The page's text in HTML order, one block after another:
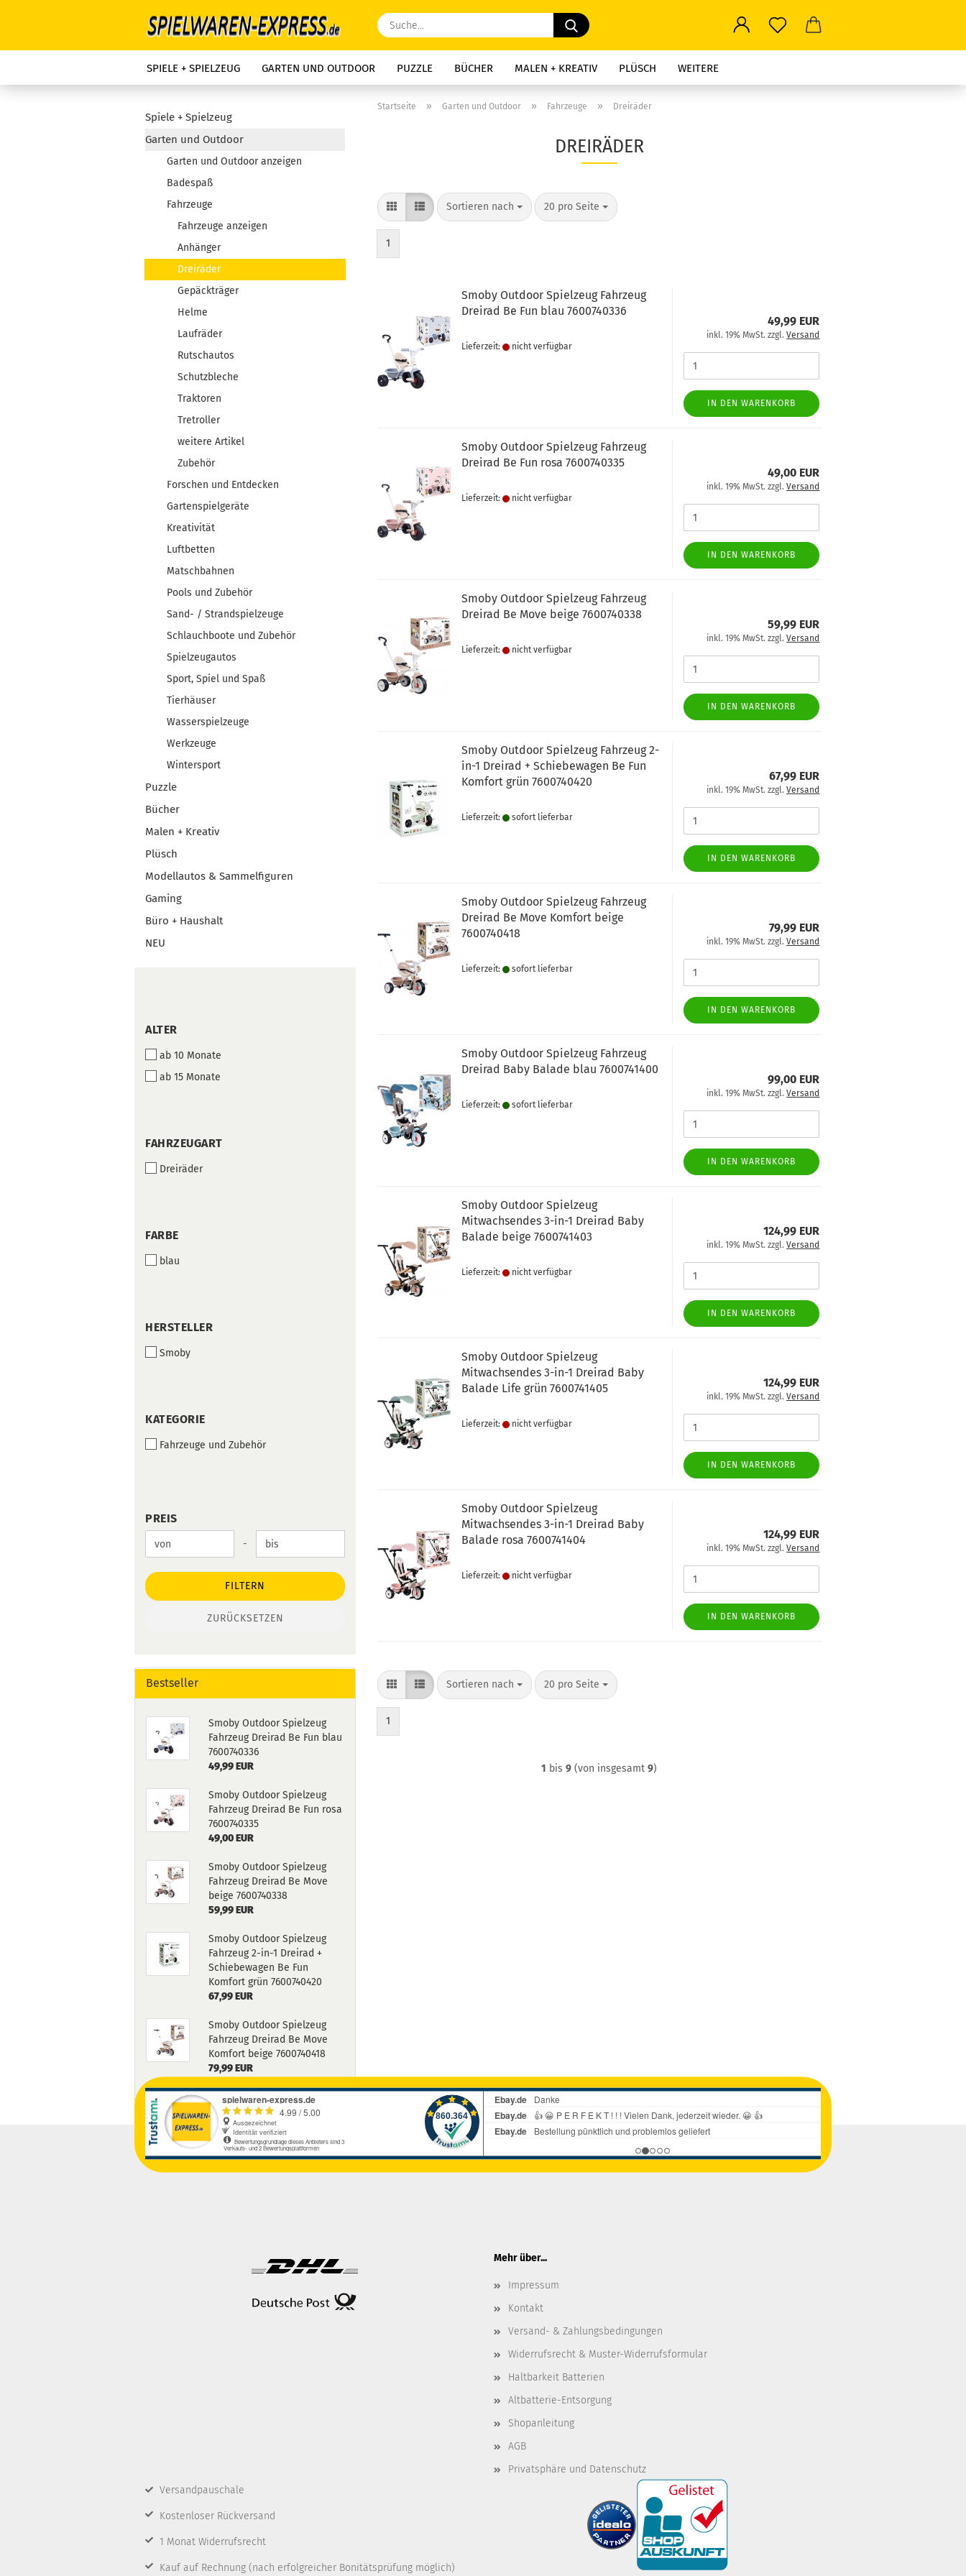
Suche...
SPIELE + SPIELZEUG GARTEN UND OUTDOOR PUZZLE BÜCHER MALEN + KREATIV PLÜSCH WEITERE
Startseite » Garten und Outdoor » Fahrzeuge » Dreiräder
DREIRÄDER
Sortieren nach
Sortieren nach 20 pro Seite
pro Seite
1
Smoby Outdoor Spielzeug Fahrzeug
Dreirad Be Fun blau 7600740336
Lieferzeit: nicht verfügbar
49,99 EUR
inkl. 19% MwSt. zzgl.Versand
IN DEN WARENKORB
Smoby Outdoor Spielzeug Fahrzeug
Dreirad Be Fun rosa 7600740335
Lieferzeit: nicht verfügbar
49,00 EUR
inkl. 19% MwSt. zzgl.Versand
IN DEN WARENKORB
Smoby Outdoor Spielzeug Fahrzeug
Dreirad Be Move beige 7600740338
Lieferzeit: nicht verfügbar
59,99 EUR
inkl. 19% MwSt. zzgl.Versand
IN DEN WARENKORB
Smoby Outdoor Spielzeug Fahrzeug 2-
in-1 Dreirad + Schiebewagen Be Fun
Komfort grün 7600740420
Lieferzeit: sofort lie­fer­bar
67,99 EUR
inkl. 19% MwSt. zzgl.Versand
IN DEN WARENKORB
Smoby Outdoor Spielzeug Fahrzeug
Dreirad Be Move Komfort beige
7600740418
Lieferzeit: sofort lie­fer­bar
79,99 EUR
inkl. 19% MwSt. zzgl.Versand
IN DEN WARENKORB
Smoby Outdoor Spielzeug Fahrzeug
Dreirad Baby Balade blau 7600741400
Lieferzeit: sofort lie­fer­bar
99,00 EUR
inkl. 19% MwSt. zzgl.Versand
IN DEN WARENKORB
Smoby Outdoor Spielzeug
Mitwachsendes 3-in-1 Dreirad Baby
Balade beige 7600741403
Lieferzeit: nicht verfügbar
124,99 EUR
inkl. 19% MwSt. zzgl.Versand
IN DEN WARENKORB
Smoby Outdoor Spielzeug
Mitwachsendes 3-in-1 Dreirad Baby
Balade Life grün 7600741405
Lieferzeit: nicht verfügbar
124,99 EUR
inkl. 19% MwSt. zzgl.Versand
IN DEN WARENKORB
Smoby Outdoor Spielzeug
Mitwachsendes 3-in-1 Dreirad Baby
Balade rosa 7600741404
Lieferzeit: nicht verfügbar
124,99 EUR
inkl. 19% MwSt. zzgl.Versand
IN DEN WARENKORB
Sortieren nach
Sortieren nach 20 pro Seite
pro Seite
1
1 bis9 (von insgesamt9)
Spiele + Spielzeug
Garten und Outdoor
Garten und Outdoor anzeigen
Badespaß
Fahrzeuge
Fahrzeuge anzeigen
Anhänger
Dreiräder
Gepäckträger
Helme
Laufräder
Rutschautos
Schutzbleche
Traktoren
Tretroller
weitere Artikel
Zubehör
Forschen und Entdecken
Gartenspielgeräte
Kreativität
Luftbetten
Matschbahnen
Pools und Zubehör
Sand- / Strandspielzeuge
Schlauchboote und Zubehör
Spielzeugautos
Sport, Spiel und Spaß
Tierhäuser
Wasserspielzeuge
Werkzeuge
Wintersport
Puzzle
Bücher
Malen + Kreativ
Plüsch
Modellautos & Sammelfiguren
Gaming
Büro + Haushalt
NEU
ALTER
ALTER
ab 10 Monate
ab 15 Monate
FAHRZEUGART
FAHRZEUGART
Dreiräder
FARBE
FARBE
blau
HERSTELLER
HERSTELLER
Smoby
KATEGORIE
KATEGORIE
Fahrzeuge und Zubehör
PREIS
Preis bis -
FILTERN
ZURÜCKSETZEN
Bestseller
Smoby Outdoor Spielzeug
Fahrzeug Dreirad Be Fun blau
7600740336
49,99 EUR
Smoby Outdoor Spielzeug
Fahrzeug Dreirad Be Fun rosa
7600740335
49,00 EUR
Smoby Outdoor Spielzeug
Fahrzeug Dreirad Be Move
beige 7600740338
59,99 EUR
Smoby Outdoor Spielzeug
Fahrzeug 2-in-1 Dreirad +
Schiebewagen Be Fun
Komfort grün 7600740420
67,99 EUR
Smoby Outdoor Spielzeug
Fahrzeug Dreirad Be Move
Komfort beige 7600740418
79,99 EUR
Mehr über...
Impressum
Kontakt
Versand- & Zahlungsbedingungen
Widerrufsrecht & Muster-Widerrufsformular
Haltbarkeit Batterien
Altbatterie-Entsorgung
Shopanleitung
AGB
Privatsphäre und Datenschutz
Versandpauschale
Kostenloser Rückversand
1 Monat Widerrufsrecht
Kauf auf Rechnung (nach erfolgreicher Bonitätsprüfung möglich)